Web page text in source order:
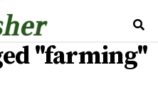
"farming"